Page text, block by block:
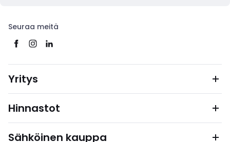
Seuraa meitä
Yritys
Hinnastot
Sähköinen kauppa